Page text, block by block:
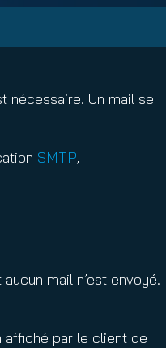
nécessaire. Un mail se
SMTP,
mail n’est envoyé.
affiché par le client de